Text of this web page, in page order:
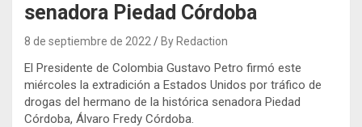
senadora Piedad Córdoba
8 de septiembre de 2022 By Redaction
El Presidente de Colombia Gustavo Petro firmó este
miércoles la extradición a Estados Unidos por tráfico de
drogas del hermano de la histórica senadora Piedad
Córdoba, Álvaro Fredy Córdoba.